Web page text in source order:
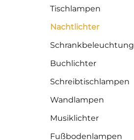
Tischlampen
Nachtlichter
Schrankbeleuchtung
Buchlichter
Schreibtischlampen
Wandlampen
Musiklichter
Fußbodenlampen